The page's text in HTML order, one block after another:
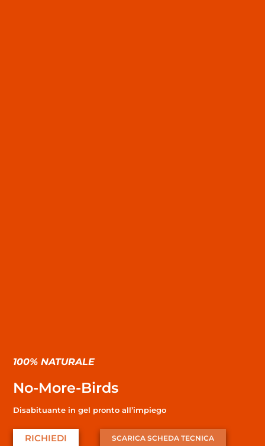
100% NATURALE
No-More-Birds
Disabituante in gel pronto all’impiego
RICHIEDI SCARICA SCHEDA TECNICA